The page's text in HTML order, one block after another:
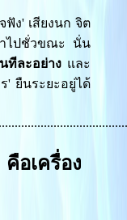
ง' เสียงนก จิต
ไปชั่วขณะ นั่น
ละอย่างและ
' ยืนระยะอยู่ได้
อเครื่อง